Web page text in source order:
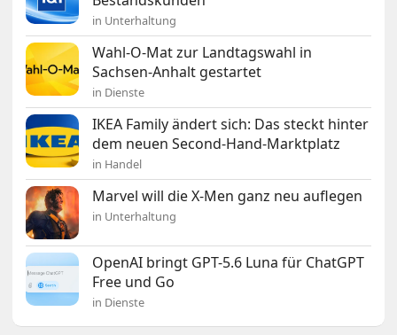
in Unterhaltung
Wahl-O-Mat zur Landtagswahl in
Sachsen-Anhalt gestartet
in Dienste
IKEA Family ändert sich: Das steckt hinter
dem neuen Second-Hand-Marktplatz
in Handel
Marvel will die X-Men ganz neu auflegen
in Unterhaltung
OpenAI bringt GPT-5.6 Luna für ChatGPT
Free und Go
in Dienste